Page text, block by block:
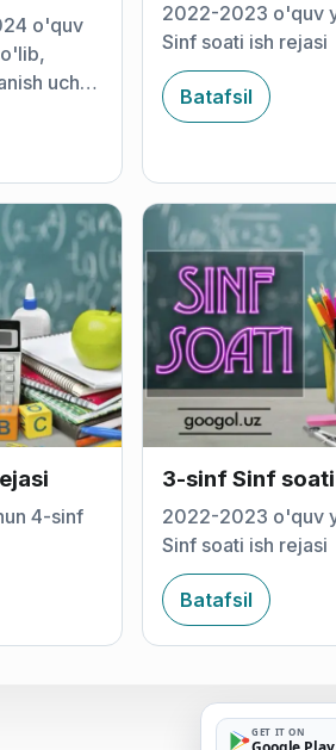
o'quv
uchun
bo'yicha
2022-2023 o'quv
Sinf soati ish rejasi
Batafsil
4-sinf
3-sinf Sinf
2022-2023 o'quv
Sinf soati ish rejasi
Batafsil
GET IT ON